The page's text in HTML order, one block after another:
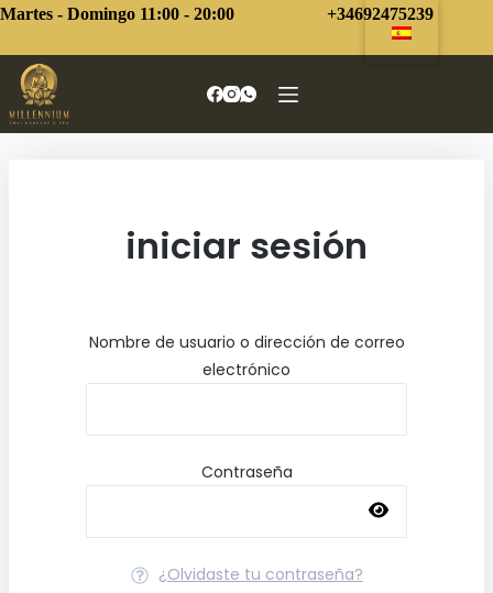
Saltar
Martes - Domingo 11:00 - 20:00 +34692475239
iniciar sesión
Nombre de usuario o dirección de correo
electrónico
Contraseña
¿Olvidaste tu contraseña?